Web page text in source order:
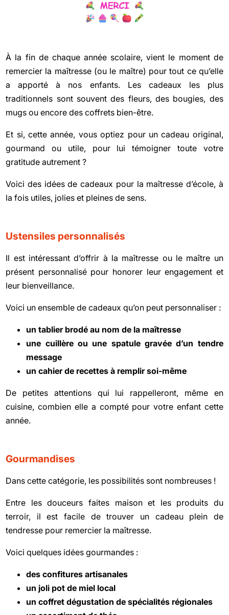
À la fin de chaque année scolaire, vient le moment de
remercier la maîtresse (ou le maître) pour tout ce qu’elle
a apporté à nos enfants. Les cadeaux les plus
traditionnels sont souvent des fleurs, des bougies, des
mugs ou encore des coffrets bien-être.
Et si, cette année, vous optiez pour un cadeau original,
gourmand ou utile, pour lui témoigner toute votre
gratitude autrement ?
Voici des idées de cadeaux pour la maîtresse d’école, à
la fois utiles, jolies et pleines de sens.
Ustensiles personnalisés
Il est intéressant d’offrir à la maîtresse ou le maître un
présent personnalisé pour honorer leur engagement et
leur bienveillance.
Voici un ensemble de cadeaux qu’on peut personnaliser :
un tablier brodé au nom de la maîtresse
une cuillère ou une spatule gravée d’un tendre
message
un cahier de recettes à remplir soi-même
De petites attentions qui lui rappelleront, même en
cuisine, combien elle a compté pour votre enfant cette
année.
Gourmandises
Dans cette catégorie, les possibilités sont nombreuses !
Entre les douceurs faites maison et les produits du
terroir, il est facile de trouver un cadeau plein de
tendresse pour remercier la maîtresse.
Voici quelques idées gourmandes :
des confitures artisanales
un joli pot de miel local
un coffret dégustation de spécialités régionales